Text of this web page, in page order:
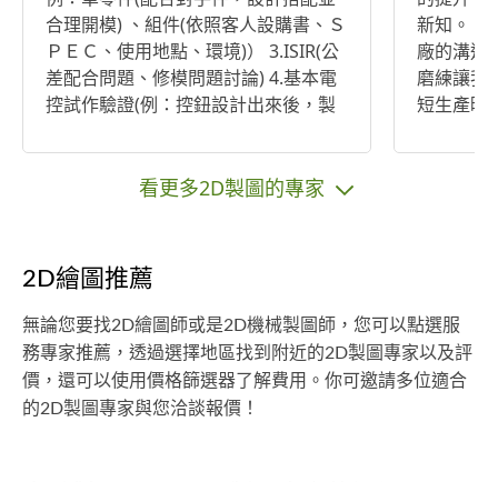
合理開模) 、組件(依照客人設購書、Ｓ
ＰＥＣ、使用地點、環境)） 3.ISIR(公
差配合問題、修模問題討論) 4.基本電
控試作驗證(例：控鈕設計出來後，製
新知。
廠的溝通
磨練讓我
短生產時
計這行業
看更多2D製圖的專家
2D繪圖推薦
無論您要找2D繪圖師或是2D機械製圖師，您可以點選服
務專家推薦，透過選擇地區找到附近的2D製圖專家以及評
價，還可以使用價格篩選器了解費用。你可邀請多位適合
的2D製圖專家與您洽談報價！